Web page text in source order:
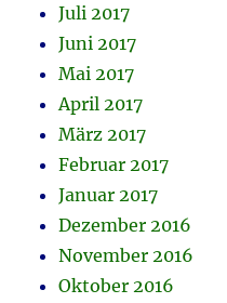
Juli 2017
Juni 2017
Mai 2017
April 2017
März 2017
Februar 2017
Januar 2017
Dezember 2016
November 2016
Oktober 2016